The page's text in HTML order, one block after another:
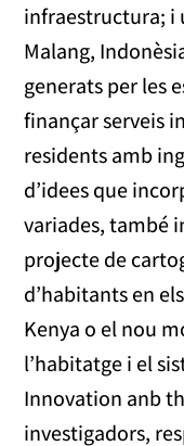
infraestructura; i
Malang,
generats per les
finançar serveis
residents amb
d’idees que
variades, també
projecte de
d’habitants en
Kenya o el nou
l’habitatge i el
Innovation anb
investigadors,